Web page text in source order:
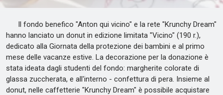
Il fondo benefico "Anton qui vicino" e la rete "Krunchy Dream"
hanno lanciato un donut in edizione limitata "Vicino" (190 r.),
dedicato alla Giornata della protezione dei bambini e al primo
mese delle vacanze estive. La decorazione per la donazione è
stata ideata dagli studenti del fondo: margherite colorate di
glassa zuccherata, e all'interno - confettura di pera. Insieme al
donut, nelle caffetterie "Krunchy Dream" è possibile acquistare